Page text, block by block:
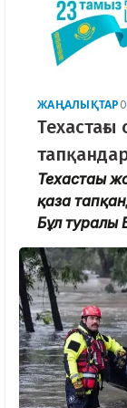
ЖАҢАЛЫҚТАР
Техастағы
қаза
Бұл туралы